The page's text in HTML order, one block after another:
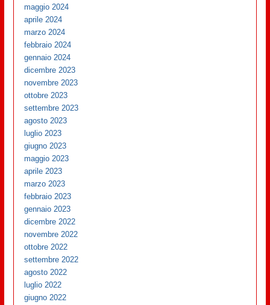
maggio 2024
aprile 2024
marzo 2024
febbraio 2024
gennaio 2024
dicembre 2023
novembre 2023
ottobre 2023
settembre 2023
agosto 2023
luglio 2023
giugno 2023
maggio 2023
aprile 2023
marzo 2023
febbraio 2023
gennaio 2023
dicembre 2022
novembre 2022
ottobre 2022
settembre 2022
agosto 2022
luglio 2022
giugno 2022